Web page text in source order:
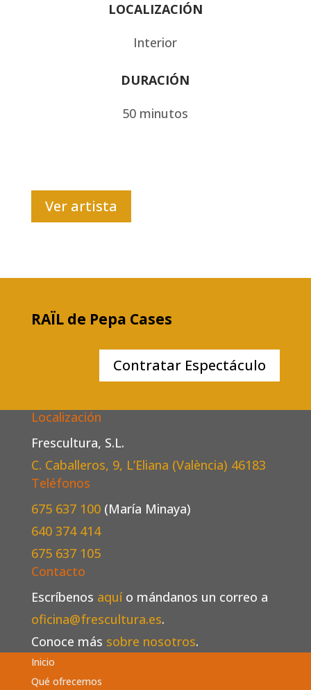
LOCALIZACIÓN
Interior
DURACIÓN
50 minutos
Ver artista
RAÏL de Pepa Cases
Contratar Espectáculo
Localización
Frescultura, S.L.
C. Caballeros, 9, L’Eliana (València) 46183
Teléfonos
675 637 100 (María Minaya)
640 374 414
675 637 105
Contacto
Escríbenos aquío mándanos un correo a
oficina@frescultura.es.
Conoce más sobre nosotros.
Inicio
Qué ofrecemos